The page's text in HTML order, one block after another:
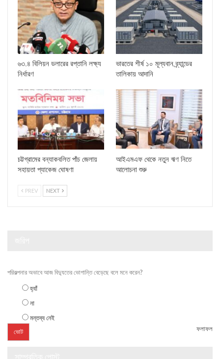
৬৩.৪ বিলিয়ন ডলারের রপ্তানি লক্ষ্য
নির্ধারণ
ভারতের শীর্ষ ১০ মূল্যবান ব্র্যান্ডের
তালিকায় আদানি
চট্টগ্রামের বন্যাকবলিত পাঁচ জেলায়
সহায়তা প্যাকেজ ঘোষণা
আইএমএফ থেকে নতুন ঋণ নিতে
আলোচনা শুরু
PREV NEXT
পরিকল্পনার অভাবে আজ বিদ্যুতের ভোগান্তি বেড়েছে বলে মনে করেন?
হ্যাঁ
না
মন্তব্য নেই
ফলাফল